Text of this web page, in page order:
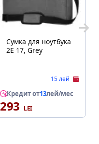
Сумка для ноутбука
2E 17, Grey
15 лей
Кредит от13лей/мес
293